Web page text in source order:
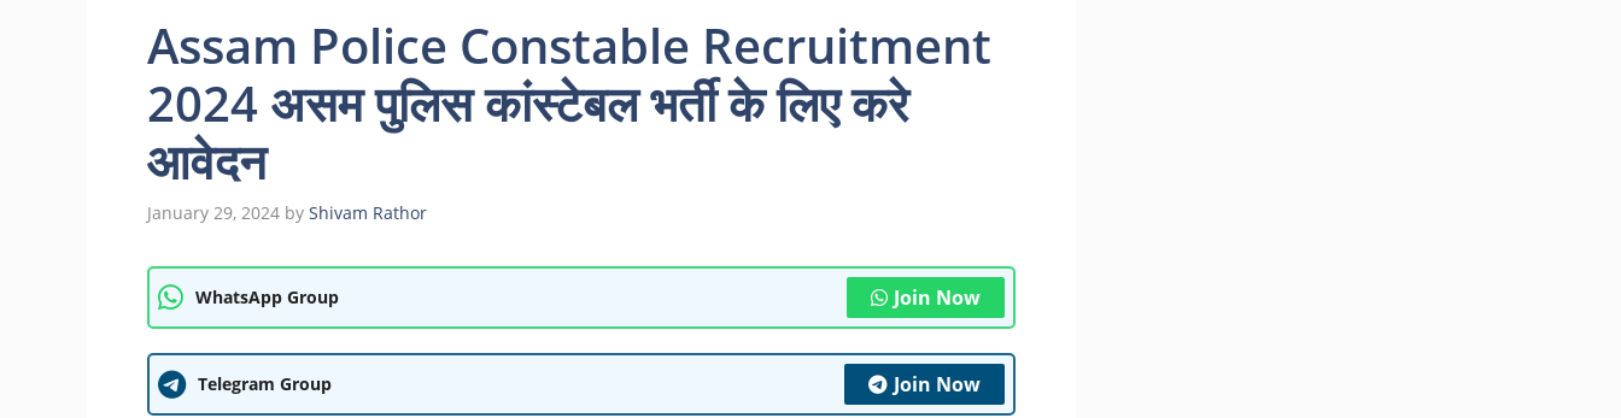
Assam Police Constable Recruitment
2024 असम पुलिस कांस्टेबल भर्ती के लिए करे
आवेदन
January 29, 2024 by Shivam Rathor
WhatsApp Group Join Now
Telegram Group Join Now